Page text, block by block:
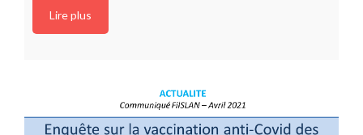
Lire plus